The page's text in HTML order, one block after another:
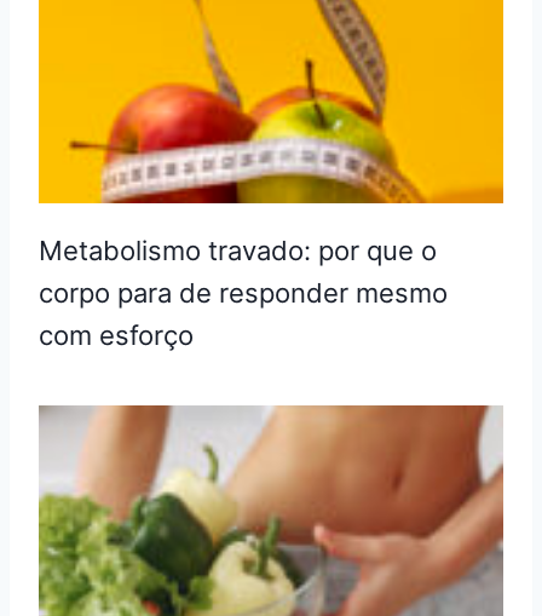
Metabolismo travado: por que o
corpo para de responder mesmo
com esforço